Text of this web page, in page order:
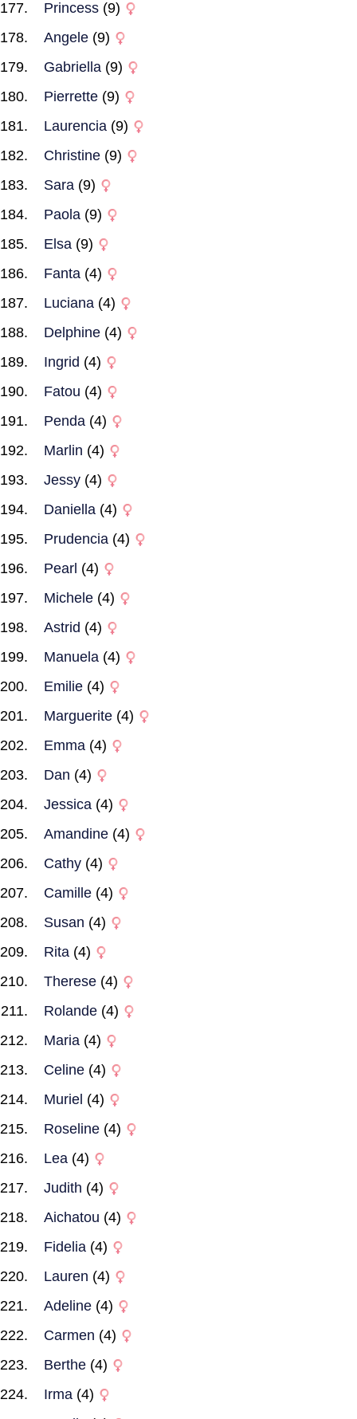
Princess (9)
Angele (9)
Gabriella (9)
Pierrette (9)
Laurencia (9)
Christine (9)
Sara (9)
Paola (9)
Elsa (9)
Fanta (4)
Luciana (4)
Delphine (4)
Ingrid (4)
Fatou (4)
Penda (4)
Marlin (4)
Jessy (4)
Daniella (4)
Prudencia (4)
Pearl (4)
Michele (4)
Astrid (4)
Manuela (4)
Emilie (4)
Marguerite (4)
Emma (4)
Dan (4)
Jessica (4)
Amandine (4)
Cathy (4)
Camille (4)
Susan (4)
Rita (4)
Therese (4)
Rolande (4)
Maria (4)
Celine (4)
Muriel (4)
Roseline (4)
Lea (4)
Judith (4)
Aichatou (4)
Fidelia (4)
Lauren (4)
Adeline (4)
Carmen (4)
Berthe (4)
Irma (4)